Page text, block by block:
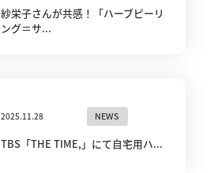
紗栄子さんが共感！「ハーブピーリ
ング＝サ...
2025.11.28 NEWS
TBS「THE TIME,」にて自宅用ハ...